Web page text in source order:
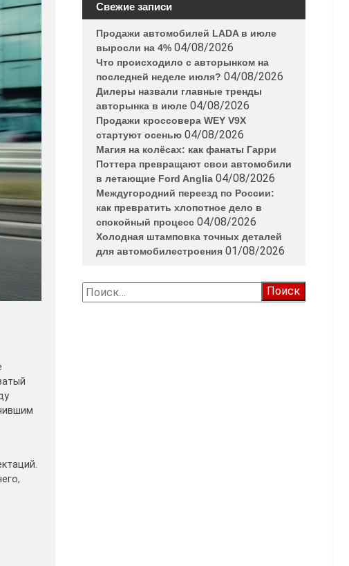
Свежие записи
Продажи автомобилей LADA в июле
выросли на 4% 04/08/2026
Что происходило с авторынком на
последней неделе июля? 04/08/2026
Дилеры назвали главные тренды
авторынка в июле 04/08/2026
Продажи кроссовера WEY V9X
стартуют осенью 04/08/2026
Магия на колёсах: как фанаты Гарри
Поттера превращают свои автомобили
в летающие Ford Anglia 04/08/2026
Междугородний переезд по России:
как превратить хлопотное дело в
спокойный процесс 04/08/2026
Холодная штамповка точных деталей
для автомобилестроения 01/08/2026
Найти: